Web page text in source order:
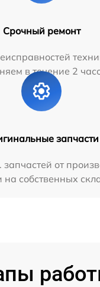
Срочный ремонт
в течение 2
запчасти
от
на собственных